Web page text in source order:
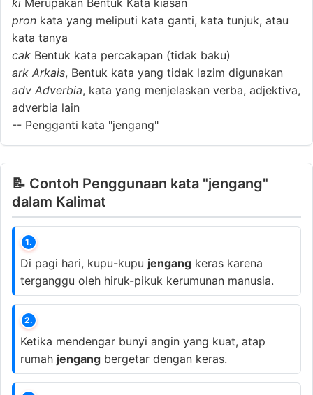
pron kata yang meliputi kata ganti, kata tunjuk, atau
kata tanya
cak Bentuk kata percakapan (tidak baku)
ark Arkais, Bentuk kata yang tidak lazim digunakan
adv Adverbia, kata yang menjelaskan verba, adjektiva,
adverbia lain
-- Pengganti kata "jengang"
📝 Contoh Penggunaan kata "jengang"
dalam Kalimat
1.
Di pagi hari, kupu-kupu jengang keras karena
terganggu oleh hiruk-pikuk kerumunan manusia.
2.
Ketika mendengar bunyi angin yang kuat, atap
rumah jengang bergetar dengan keras.